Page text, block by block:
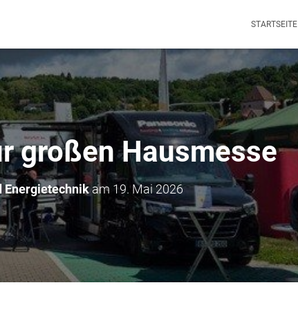
STARTSEITE
großen Hausmesse
Energietechnikam 19. Mai 2026